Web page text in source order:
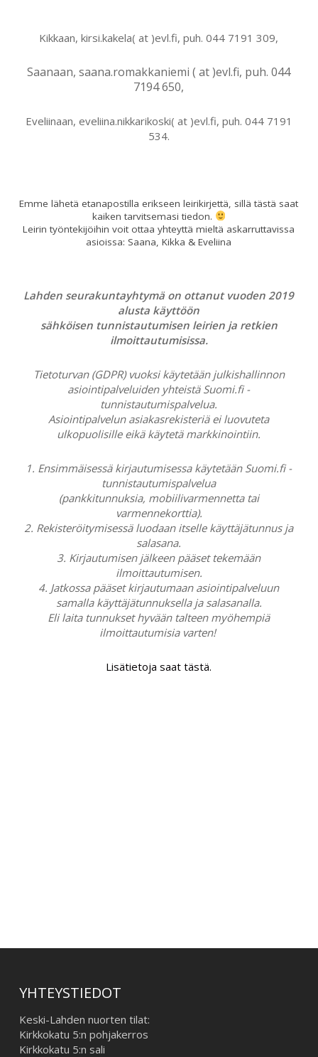
Kikkaan, kirsi.kakela( at )evl.fi, puh. 044 7191 309,
Saanaan, saana.romakkaniemi ( at )evl.fi, puh. 044
7194 650,
Eveliinaan, eveliina.nikkarikoski( at )evl.fi, puh. 044 7191
534.
Emme lähetä etanapostilla erikseen leirikirjettä, sillä tästä saat
kaiken tarvitsemasi tiedon.
Leirin työntekijöihin voit ottaa yhteyttä mieltä askarruttavissa
asioissa: Saana, Kikka & Eveliina
Lahden seurakuntayhtymä on ottanut vuoden 2019
alusta käyttöön
sähköisen tunnistautumisen leirien ja retkien
ilmoittautumisissa.
Tietoturvan (GDPR) vuoksi käytetään julkishallinnon
asiointipalveluiden yhteistä Suomi.fi -
tunnistautumispalvelua.
Asiointipalvelun asiakasrekisteriä ei luovuteta
ulkopuolisille eikä käytetä markkinointiin.
1. Ensimmäisessä kirjautumisessa käytetään Suomi.fi -
tunnistautumispalvelua
(pankkitunnuksia, mobiilivarmennetta tai
varmennekorttia).
2. Rekisteröitymisessä luodaan itselle käyttäjätunnus ja
salasana.
3. Kirjautumisen jälkeen pääset tekemään
ilmoittautumisen.
4. Jatkossa pääset kirjautumaan asiointipalveluun
samalla käyttäjätunnuksella ja salasanalla.
Eli laita tunnukset hyvään talteen myöhempiä
ilmoittautumisia varten!
Lisätietoja saat tästä.
YHTEYSTIEDOT
Keski-Lahden nuorten tilat:
Kirkkokatu 5:n pohjakerros
Kirkkokatu 5:n sali